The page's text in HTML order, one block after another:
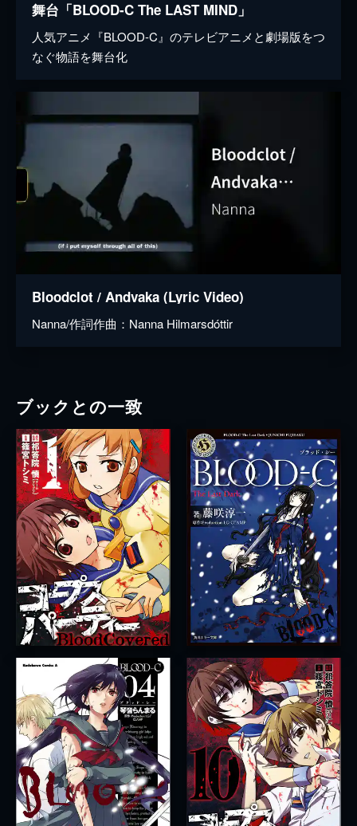
舞台「BLOOD-C The LAST MIND」
人気アニメ『BLOOD-C』のテレビアニメと劇場版をつ
なぐ物語を舞台化
Bloodclot / Andvaka (Lyric Video)
Nanna/作詞作曲：Nanna Hilmarsdóttir
ブックとの一致